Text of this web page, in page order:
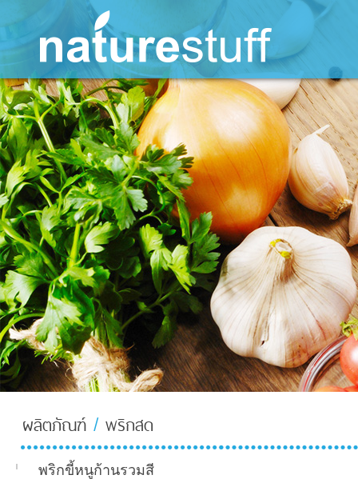
About-
Us-TH
ผลิตภัณฑ์ / พริกสด
พริกขี้หนูก้านรวมสี